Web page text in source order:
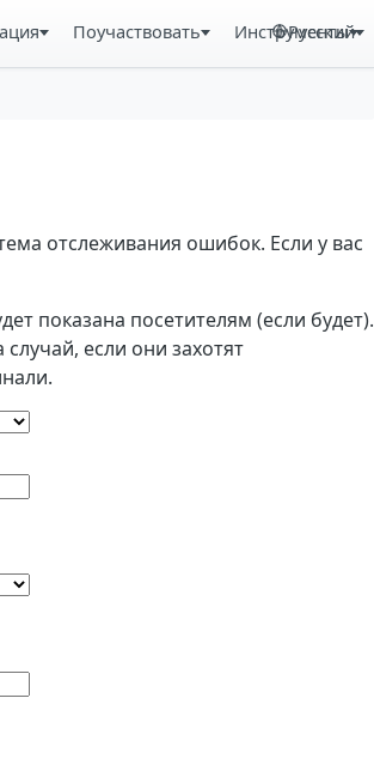
Поучаствовать Инструменты
Русский
отслеживания ошибок. Если у вас
показана посетителям (если будет).
если они захотят